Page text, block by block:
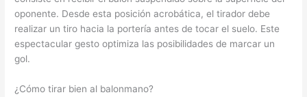
oponente. Desde esta posición acrobática, el tirador debe
realizar un tiro hacia la portería antes de tocar el suelo. Este
espectacular gesto optimiza las posibilidades de marcar un
gol.
¿Cómo tirar bien al balonmano?